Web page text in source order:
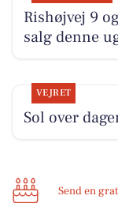
Rishøjvej 9
salg denne
VEJRET
Sol over
Send en